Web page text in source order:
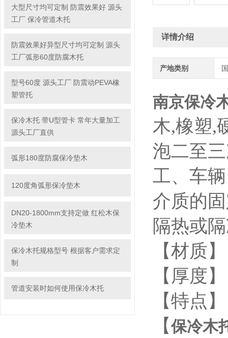
大型尺寸均可定制 防震效果好 源头
工厂 保冷管道木托
防震效果好异型尺寸均可定制 源头
工厂弧形60度防腐木托
型号60度 源头工厂 防震动PEVA橡
塑管托
保冷木托 带U型管卡 常年大量加工
源头工厂直供
弧形180度防腐保冷垫木
120度角弧形保冷垫木
DN20-1800mm支持定做 红松木保
冷垫木
保冷木托规格型号 根据客户需求定
制
管道安装时如何使用保冷木托
详情介绍
产地类别
南京保冷
木,橡塑,
泡二至
工、车
介质的
隔热或
【材质
【厚度
【特点
【保冷木